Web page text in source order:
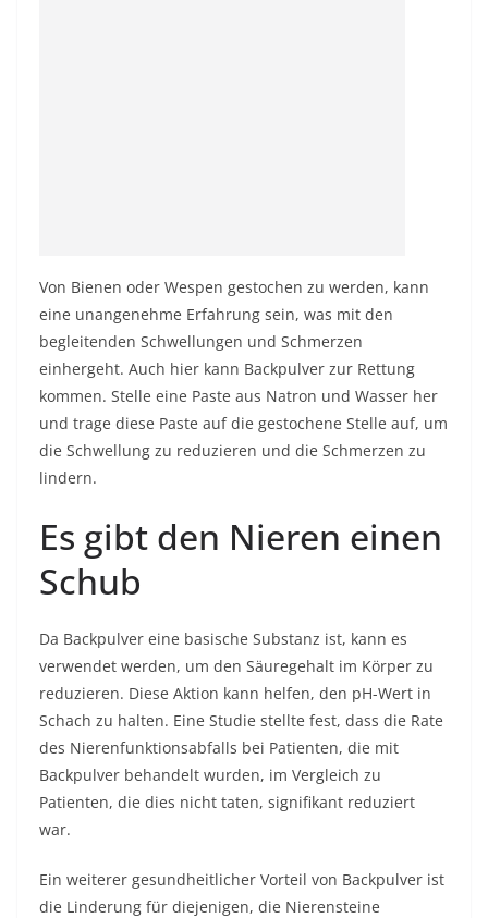
Von Bienen oder Wespen gestochen zu werden, kann
eine unangenehme Erfahrung sein, was mit den
begleitenden Schwellungen und Schmerzen
einhergeht. Auch hier kann Backpulver zur Rettung
kommen. Stelle eine Paste aus Natron und Wasser her
und trage diese Paste auf die gestochene Stelle auf, um
die Schwellung zu reduzieren und die Schmerzen zu
lindern.
Es gibt den Nieren einen
Schub
Da Backpulver eine basische Substanz ist, kann es
verwendet werden, um den Säuregehalt im Körper zu
reduzieren. Diese Aktion kann helfen, den pH-Wert in
Schach zu halten. Eine Studie stellte fest, dass die Rate
des Nierenfunktionsabfalls bei Patienten, die mit
Backpulver behandelt wurden, im Vergleich zu
Patienten, die dies nicht taten, signifikant reduziert
war.
Ein weiterer gesundheitlicher Vorteil von Backpulver ist
die Linderung für diejenigen, die Nierensteine ​​​​